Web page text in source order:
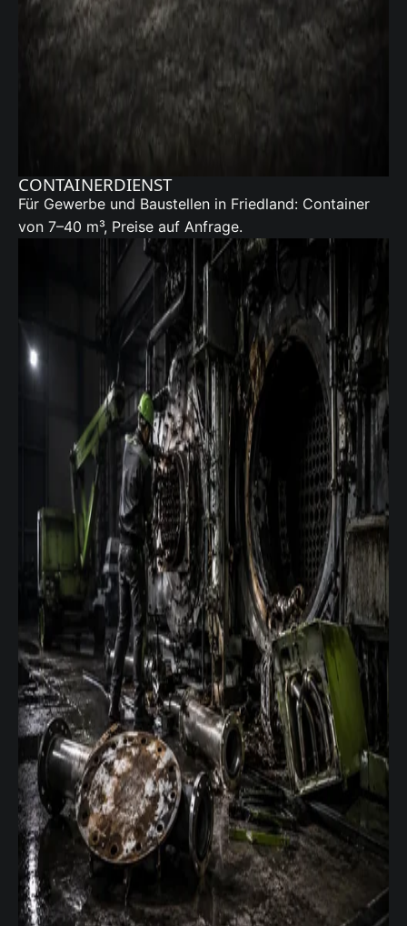
CONTAINERDIENST
Für Gewerbe und Baustellen in Friedland: Container
von 7–40 m³, Preise auf Anfrage.